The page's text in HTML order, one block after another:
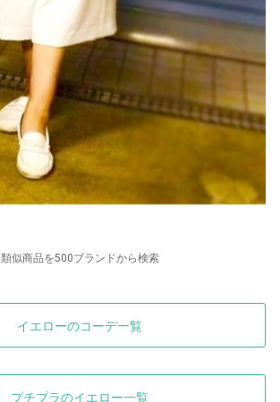
類似商品を500ブランドから検索
イエローのコーデ一覧
プチプラのイエロー一覧